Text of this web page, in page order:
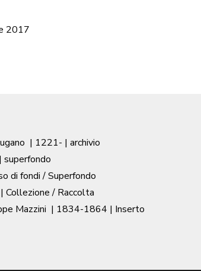
2017
| 1221- | archivio
| superfondo
di fondi / Superfondo
| Collezione / Raccolta
Mazzini | 1834-1864 | Inserto